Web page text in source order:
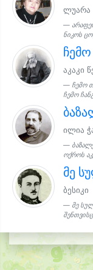
ლუარა
ნიკოს
აკაკი
ჩემო
ჩემო
ილია
ოქროს
მე
ბესიკი
მე